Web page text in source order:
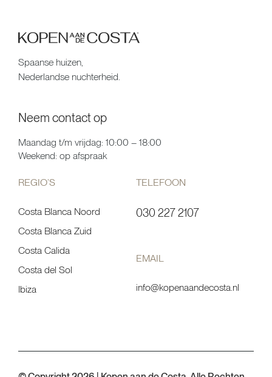
Spaanse huizen,
Nederlandse nuchterheid.
Neem contact op
Maandag t/m vrijdag: 10:00 – 18:00
Weekend: op afspraak
REGIO’S
Costa Blanca Noord
Costa Blanca Zuid
Costa Calida
Costa del Sol
Ibiza
TELEFOON
030 227 2107
EMAIL
info@kopenaandecosta.nl